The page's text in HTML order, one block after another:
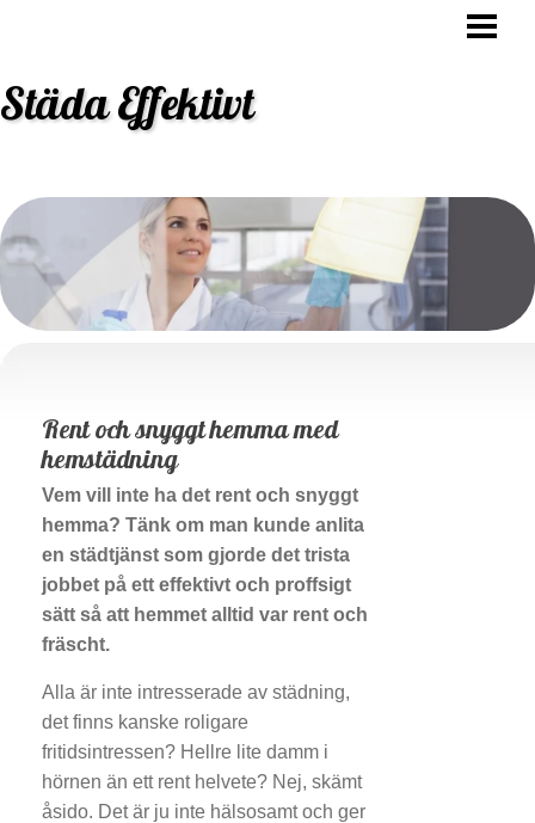
VARFÖR SKA MAN STÄDA
BESTÄLL STÄDHJÄLP
Städa Effektivt
Rent och snyggt hemma med
hemstädning
Vem vill inte ha det rent och snyggt
hemma? Tänk om man kunde anlita
en städtjänst som gjorde det trista
jobbet på ett effektivt och proffsigt
sätt så att hemmet alltid var rent och
fräscht.
Alla är inte intresserade av städning,
det finns kanske roligare
fritidsintressen? Hellre lite damm i
hörnen än ett rent helvete? Nej, skämt
åsido. Det är ju inte hälsosamt och ger